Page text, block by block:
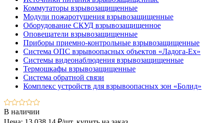
Коммутаторы взрывозащищенные
Модули пожаротушения взрывозащищенные
Оборудование СКУД взрывозащищенное
Оповещатели взрывозащищенные
Приборы приемно-контрольные взрывозащищенные
Система ОПС взрывоопасных объектов «Ладога-Ex»
Системы видеонаблюдения взрывозащищенные
Термошкафы взрывозащищенные
Система обратной связи
Комплекс устройств для взрывоопасных зон «Болид»
В наличии